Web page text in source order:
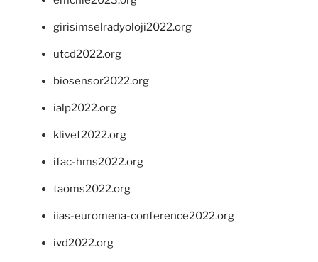
girisimselradyoloji2022.org
utcd2022.org
biosensor2022.org
ialp2022.org
klivet2022.org
ifac-hms2022.org
taoms2022.org
iias-euromena-conference2022.org
ivd2022.org